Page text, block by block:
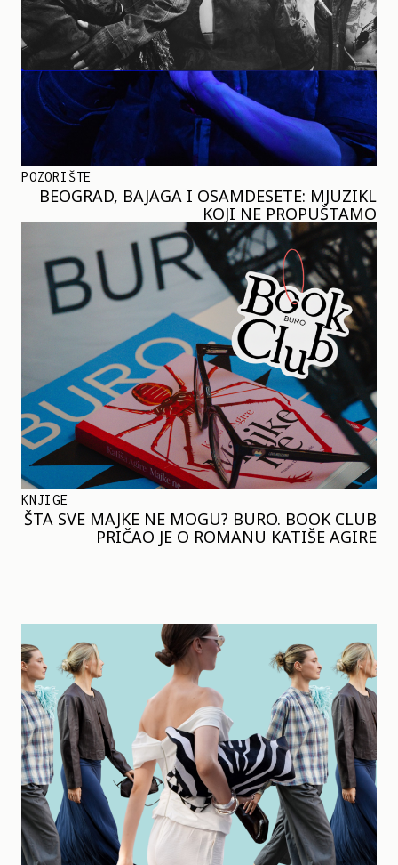
POZORIŠTE
BEOGRAD, BAJAGA I OSAMDESETE: MJUZIKL
KOJI NE PROPUŠTAMO
KNJIGE
ŠTA SVE MAJKE NE MOGU? BURO. BOOK CLUB
PRIČAO JE O ROMANU KATIŠE AGIRE